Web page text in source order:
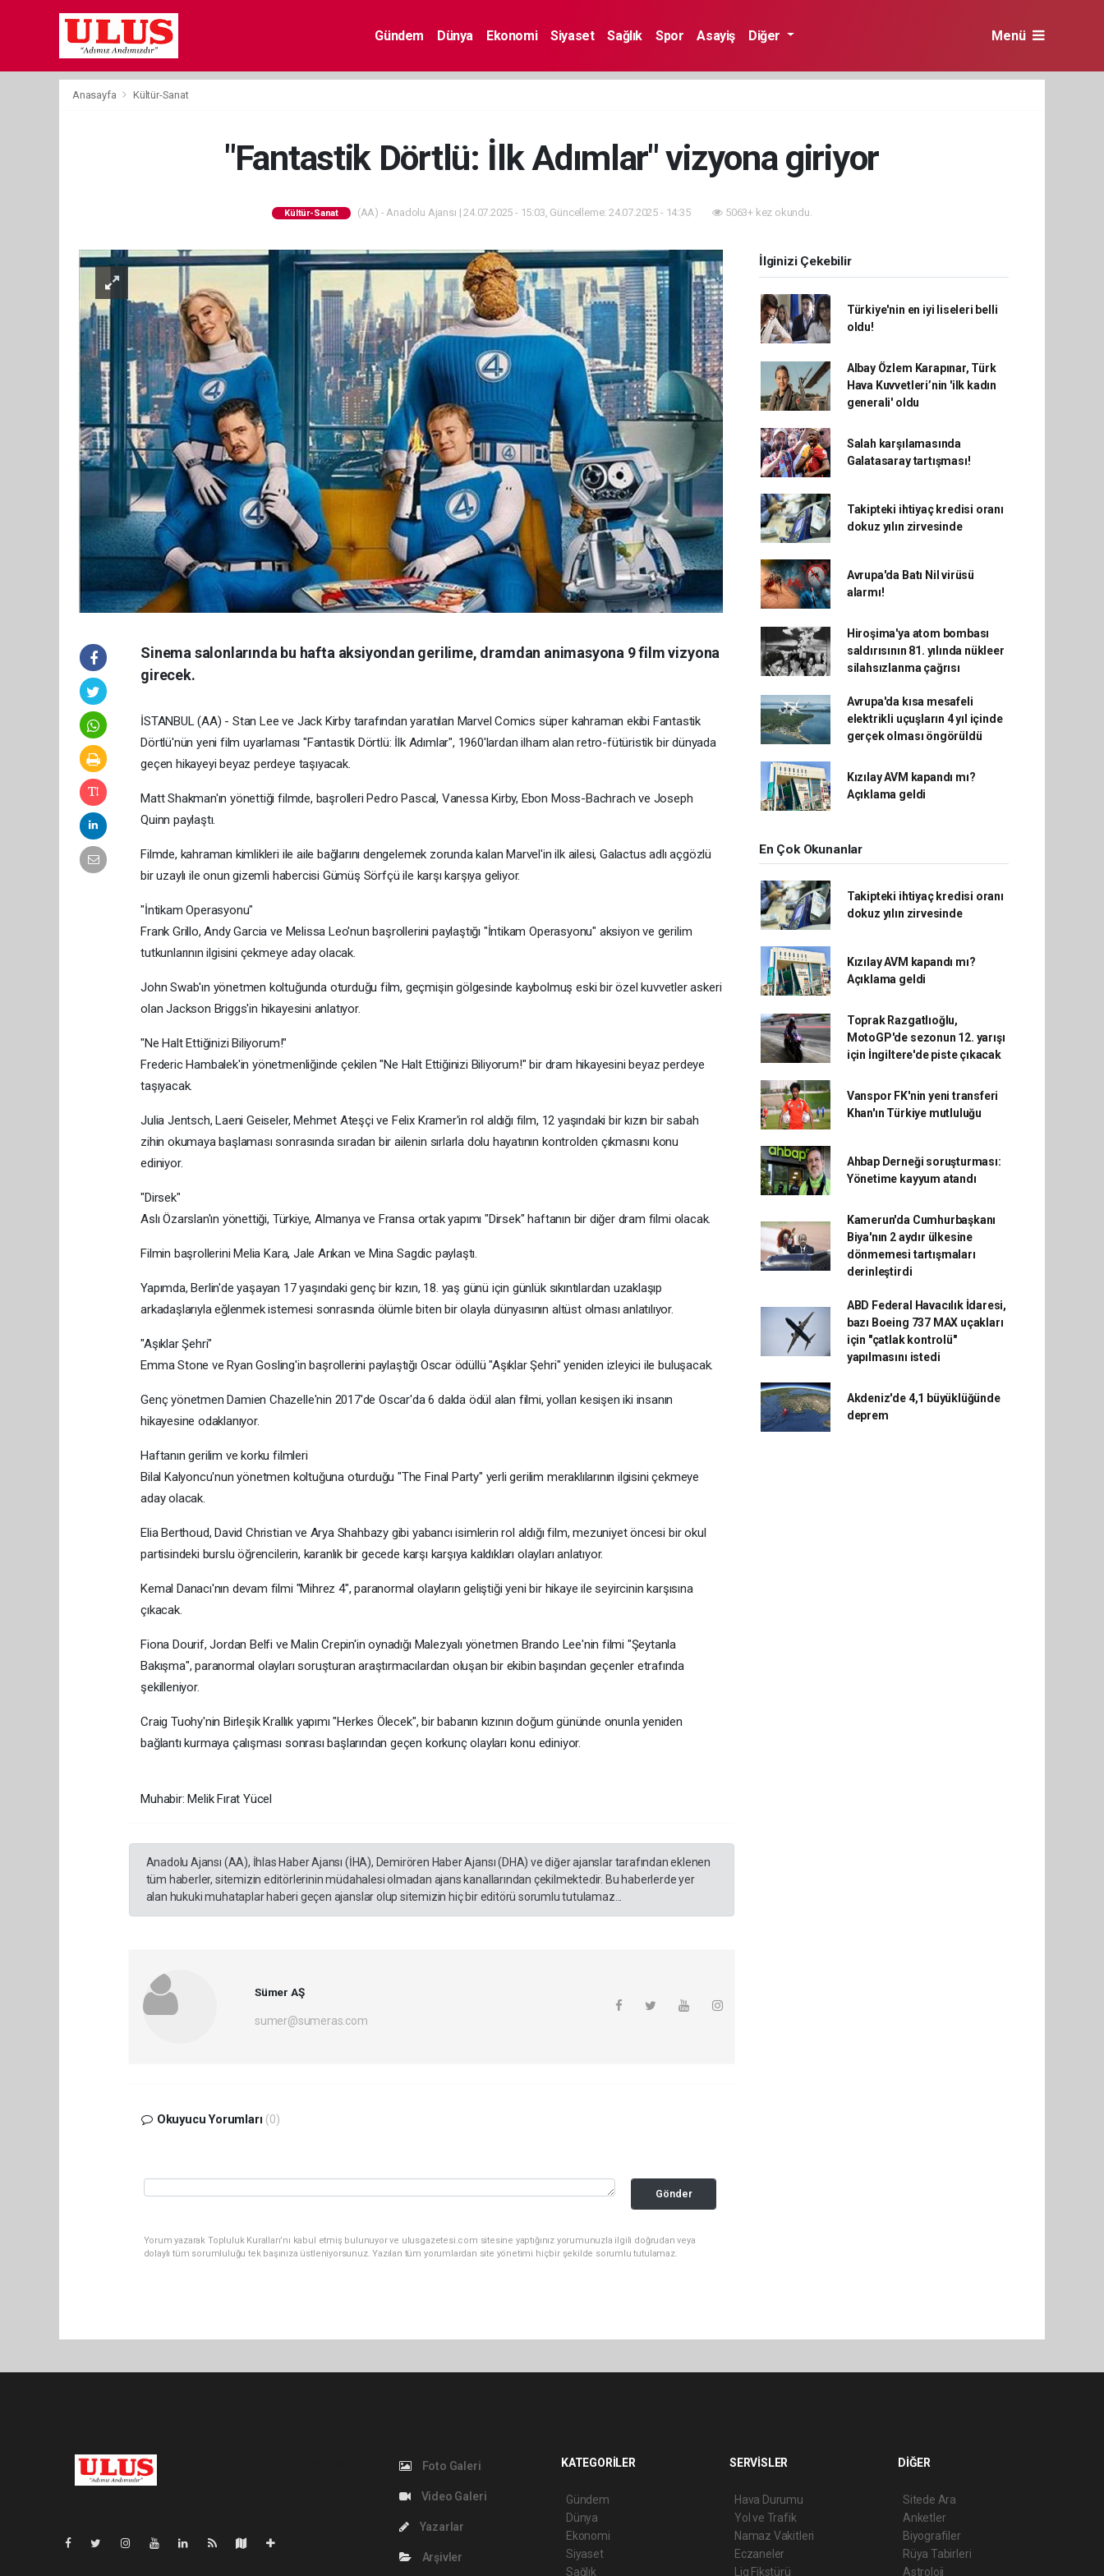
Gündem Dünya Ekonomi Siyaset Sağlık Spor Asayiş Diğer Menü
Anasayfa Kültür-Sanat
"Fantastik Dörtlü: İlk Adımlar" vizyona giriyor
Kültür-Sanat (AA) - Anadolu Ajansı | 24.07.2025 - 15:03, Güncelleme: 24.07.2025 - 14:35 5063+ kez okundu.
Sinema salonlarında bu hafta aksiyondan gerilime, dramdan animasyona 9 film vizyona
girecek.
İSTANBUL (AA) - Stan Lee ve Jack Kirby tarafından yaratılan Marvel Comics süper kahraman ekibi Fantastik
Dörtlü'nün yeni film uyarlaması "Fantastik Dörtlü: İlk Adımlar", 1960'lardan ilham alan retro-fütüristik bir dünyada
geçen hikayeyi beyaz perdeye taşıyacak.
Matt Shakman'ın yönettiği filmde, başrolleri Pedro Pascal, Vanessa Kirby, Ebon Moss-Bachrach ve Joseph
Quinn paylaştı.
Filmde, kahraman kimlikleri ile aile bağlarını dengelemek zorunda kalan Marvel'in ilk ailesi, Galactus adlı açgözlü
bir uzaylı ile onun gizemli habercisi Gümüş Sörfçü ile karşı karşıya geliyor.
"İntikam Operasyonu"
Frank Grillo, Andy Garcia ve Melissa Leo'nun başrollerini paylaştığı "İntikam Operasyonu" aksiyon ve gerilim
tutkunlarının ilgisini çekmeye aday olacak.
John Swab'ın yönetmen koltuğunda oturduğu film, geçmişin gölgesinde kaybolmuş eski bir özel kuvvetler askeri
olan Jackson Briggs'in hikayesini anlatıyor.
"Ne Halt Ettiğinizi Biliyorum!"
Frederic Hambalek'in yönetmenliğinde çekilen "Ne Halt Ettiğinizi Biliyorum!" bir dram hikayesini beyaz perdeye
taşıyacak.
Julia Jentsch, Laeni Geiseler, Mehmet Ateşçi ve Felix Kramer'in rol aldığı film, 12 yaşındaki bir kızın bir sabah
zihin okumaya başlaması sonrasında sıradan bir ailenin sırlarla dolu hayatının kontrolden çıkmasını konu
ediniyor.
"Dirsek"
Aslı Özarslan'ın yönettiği, Türkiye, Almanya ve Fransa ortak yapımı "Dirsek" haftanın bir diğer dram filmi olacak.
Filmin başrollerini Melia Kara, Jale Arıkan ve Mina Sagdic paylaştı.
Yapımda, Berlin'de yaşayan 17 yaşındaki genç bir kızın, 18. yaş günü için günlük sıkıntılardan uzaklaşıp
arkadaşlarıyla eğlenmek istemesi sonrasında ölümle biten bir olayla dünyasının altüst olması anlatılıyor.
"Aşıklar Şehri"
Emma Stone ve Ryan Gosling'in başrollerini paylaştığı Oscar ödüllü "Aşıklar Şehri" yeniden izleyici ile buluşacak.
Genç yönetmen Damien Chazelle'nin 2017'de Oscar'da 6 dalda ödül alan filmi, yolları kesişen iki insanın
hikayesine odaklanıyor.
Haftanın gerilim ve korku filmleri
Bilal Kalyoncu'nun yönetmen koltuğuna oturduğu "The Final Party" yerli gerilim meraklılarının ilgisini çekmeye
aday olacak.
Elia Berthoud, David Christian ve Arya Shahbazy gibi yabancı isimlerin rol aldığı film, mezuniyet öncesi bir okul
partisindeki burslu öğrencilerin, karanlık bir gecede karşı karşıya kaldıkları olayları anlatıyor.
Kemal Danacı'nın devam filmi "Mihrez 4", paranormal olayların geliştiği yeni bir hikaye ile seyircinin karşısına
çıkacak.
Fiona Dourif, Jordan Belfi ve Malin Crepin'in oynadığı Malezyalı yönetmen Brando Lee'nin filmi "Şeytanla
Bakışma", paranormal olayları soruşturan araştırmacılardan oluşan bir ekibin başından geçenler etrafında
şekilleniyor.
Craig Tuohy'nin Birleşik Krallık yapımı "Herkes Ölecek", bir babanın kızının doğum gününde onunla yeniden
bağlantı kurmaya çalışması sonrası başlarından geçen korkunç olayları konu ediniyor.
Muhabir: Melik Fırat Yücel
Anadolu Ajansı (AA), İhlas Haber Ajansı (İHA), Demirören Haber Ajansı (DHA) ve diğer ajanslar tarafından eklenen
tüm haberler, sitemizin editörlerinin müdahalesi olmadan ajans kanallarından çekilmektedir. Bu haberlerde yer
alan hukuki muhataplar haberi geçen ajanslar olup sitemizin hiç bir editörü sorumlu tutulamaz...
Sümer AŞ
sumer@sumeras.com
Okuyucu Yorumları (0)
Gönder
Yorum yazarak Topluluk Kuralları’nı kabul etmiş bulunuyor ve ulusgazetesi.com sitesine yaptığınız yorumunuzla ilgili doğrudan veya
dolaylı tüm sorumluluğu tek başınıza üstleniyorsunuz. Yazılan tüm yorumlardan site yönetimi hiçbir şekilde sorumlu tutulamaz.
İlginizi Çekebilir
Türkiye'nin en iyi liseleri belli
oldu!
Albay Özlem Karapınar, Türk
Hava Kuvvetleri’nin 'ilk kadın
generali' oldu
Salah karşılamasında
Galatasaray tartışması!
Takipteki ihtiyaç kredisi oranı
dokuz yılın zirvesinde
Avrupa'da Batı Nil virüsü
alarmı!
Hiroşima'ya atom bombası
saldırısının 81. yılında nükleer
silahsızlanma çağrısı
Avrupa'da kısa mesafeli
elektrikli uçuşların 4 yıl içinde
gerçek olması öngörüldü
Kızılay AVM kapandı mı?
Açıklama geldi
En Çok Okunanlar
Takipteki ihtiyaç kredisi oranı
dokuz yılın zirvesinde
Kızılay AVM kapandı mı?
Açıklama geldi
Toprak Razgatlıoğlu,
MotoGP'de sezonun 12. yarışı
için İngiltere'de piste çıkacak
Vanspor FK'nin yeni transferi
Khan'ın Türkiye mutluluğu
Ahbap Derneği soruşturması:
Yönetime kayyum atandı
Kamerun'da Cumhurbaşkanı
Biya'nın 2 aydır ülkesine
dönmemesi tartışmaları
derinleştirdi
ABD Federal Havacılık İdaresi,
bazı Boeing 737 MAX uçakları
için "çatlak kontrolü"
yapılmasını istedi
Akdeniz'de 4,1 büyüklüğünde
deprem
Foto Galeri
Video Galeri
Yazarlar
Arşivler
KATEGORİLER
Gündem
Dünya
Ekonomi
Siyaset
Sağlık
SERVİSLER
Hava Durumu
Yol ve Trafik
Namaz Vakitleri
Eczaneler
Lig Fikstürü
DİĞER
Sitede Ara
Anketler
Biyografiler
Rüya Tabirleri
Astroloji